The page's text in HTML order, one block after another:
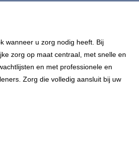
wanneer u zorg nodig heeft. Bij
zorg op maat centraal, met snelle en
en met professionele en
Zorg die volledig aansluit bij uw